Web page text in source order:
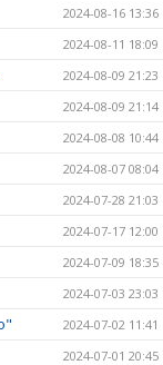
2024-08-16 13:36
2024-08-11 18:09
2024-08-09 21:23
2024-08-09 21:14
2024-08-08 10:44
2024-08-07 08:04
2024-07-28 21:03
2024-07-17 12:00
2024-07-09 18:35
2024-07-03 23:03
2024-07-02 11:41
2024-07-01 20:45